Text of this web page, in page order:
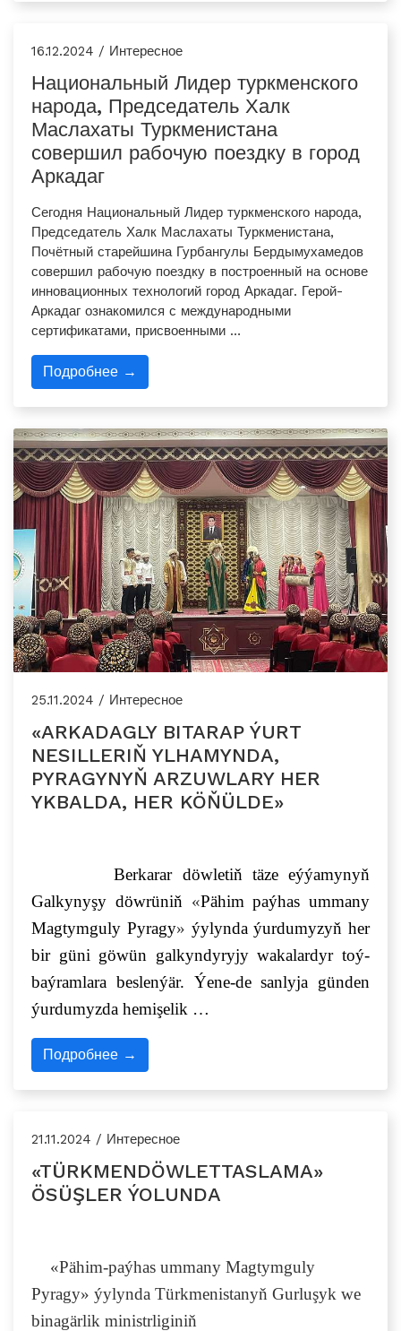
16.12.2024 / Интересное
Национальный Лидер туркменского
народа, Председатель Халк
Маслахаты Туркменистана
совершил рабочую поездку в город
Аркадаг
Сегодня Национальный Лидер туркменского народа,
Председатель Халк Маслахаты Туркменистана,
Почётный старейшина Гурбангулы Бердымухамедов
совершил рабочую поездку в построенный на основе
инновационных технологий город Аркадаг. Герой-
Аркадаг ознакомился с международными
сертификатами, присвоенными …
Подробнее →
25.11.2024 / Интересное
«ARKADAGLY BITARAP ÝURT
NESILLERIŇ YLHAMYNDA,
PYRAGYNYŇ ARZUWLARY HER
YKBALDA, HER KÖŇÜLDE»
Berkarar döwletiň täze eýýamynyň
Galkynyşy döwrüniň «Pähim paýhas ummany
Magtymguly Pyragy» ýylynda ýurdumyzyň her
bir güni göwün galkyndyryjy wakalardyr toý-
baýramlara beslenýär. Ýene-de sanlyja günden
ýurdumyzda hemişelik …
Подробнее →
21.11.2024 / Интересное
«TÜRKMENDÖWLETTASLAMA»
ÖSÜŞLER ÝOLUNDA
«Pähim-paýhas ummany Magtymguly
Pyragy» ýylynda Türkmenistanyň Gurluşyk we
binagärlik ministrliginiň